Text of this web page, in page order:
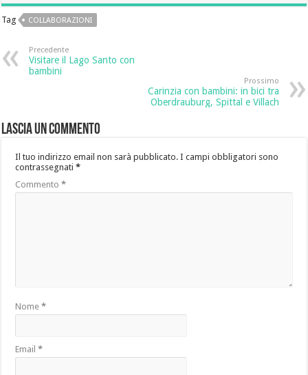
Tag COLLABORAZIONI
Precedente
Visitare il Lago Santo con
bambini
Prossimo
Carinzia con bambini: in bici tra
Oberdrauburg, Spittal e Villach
Lascia un commento
Il tuo indirizzo email non sarà pubblicato. I campi obbligatori sono
contrassegnati*
Commento*
Nome*
Email*